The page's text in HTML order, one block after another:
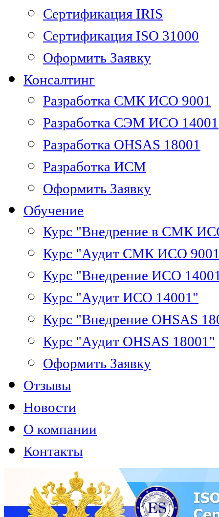
Сертификация IRIS
Сертификация ISO 31000
Оформить Заявку
Консалтинг
Разработка СМК ИСО 9001
Разработка СЭМ ИСО 14001
Разработка OHSAS 18001
Разработка ИСМ
Оформить Заявку
Обучение
Курс "Внедрение в СМК
Курс "Аудит СМК ИСО
Курс "Внедрение ИСО
Курс "Аудит ИСО 14001"
Курс "Внедрение OHSAS
Курс "Аудит OHSAS 18001"
Оформить Заявку
Отзывы
Новости
О компании
Контакты